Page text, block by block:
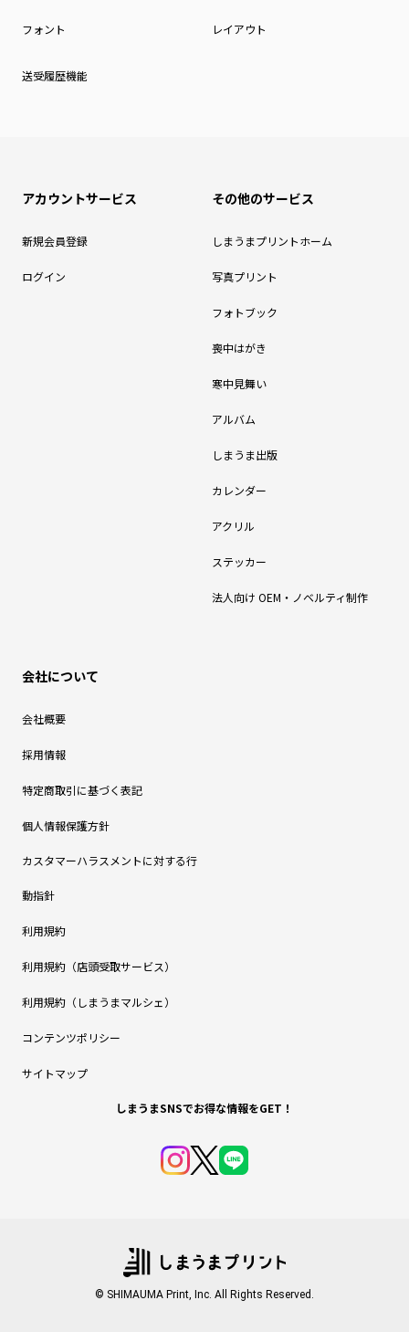
フォント レイアウト
送受履歴機能
アカウントサービス
新規会員登録
ログイン
その他のサービス
しまうまプリントホーム
写真プリント
フォトブック
喪中はがき
寒中見舞い
アルバム
しまうま出版
カレンダー
アクリル
ステッカー
法人向け OEM・ノベルティ制作
会社について
会社概要
採用情報
特定商取引に基づく表記
個人情報保護方針
カスタマーハラスメントに対する行
動指針
利用規約
利用規約（店頭受取サービス）
利用規約（しまうまマルシェ）
コンテンツポリシー
サイトマップ
しまうまSNSでお得な情報をGET！
© SHIMAUMA Print, Inc. All Rights Reserved.